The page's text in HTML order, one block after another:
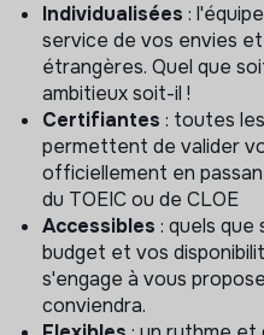
Individualisées :
service de vos envies
étrangères. Quel que
ambitieux soit-il !
Certifiantes : toutes
permettent de valider
officiellement en
du TOEIC ou de CLOE
Accessibles : quels
budget et vos
s'engage à vous
conviendra.